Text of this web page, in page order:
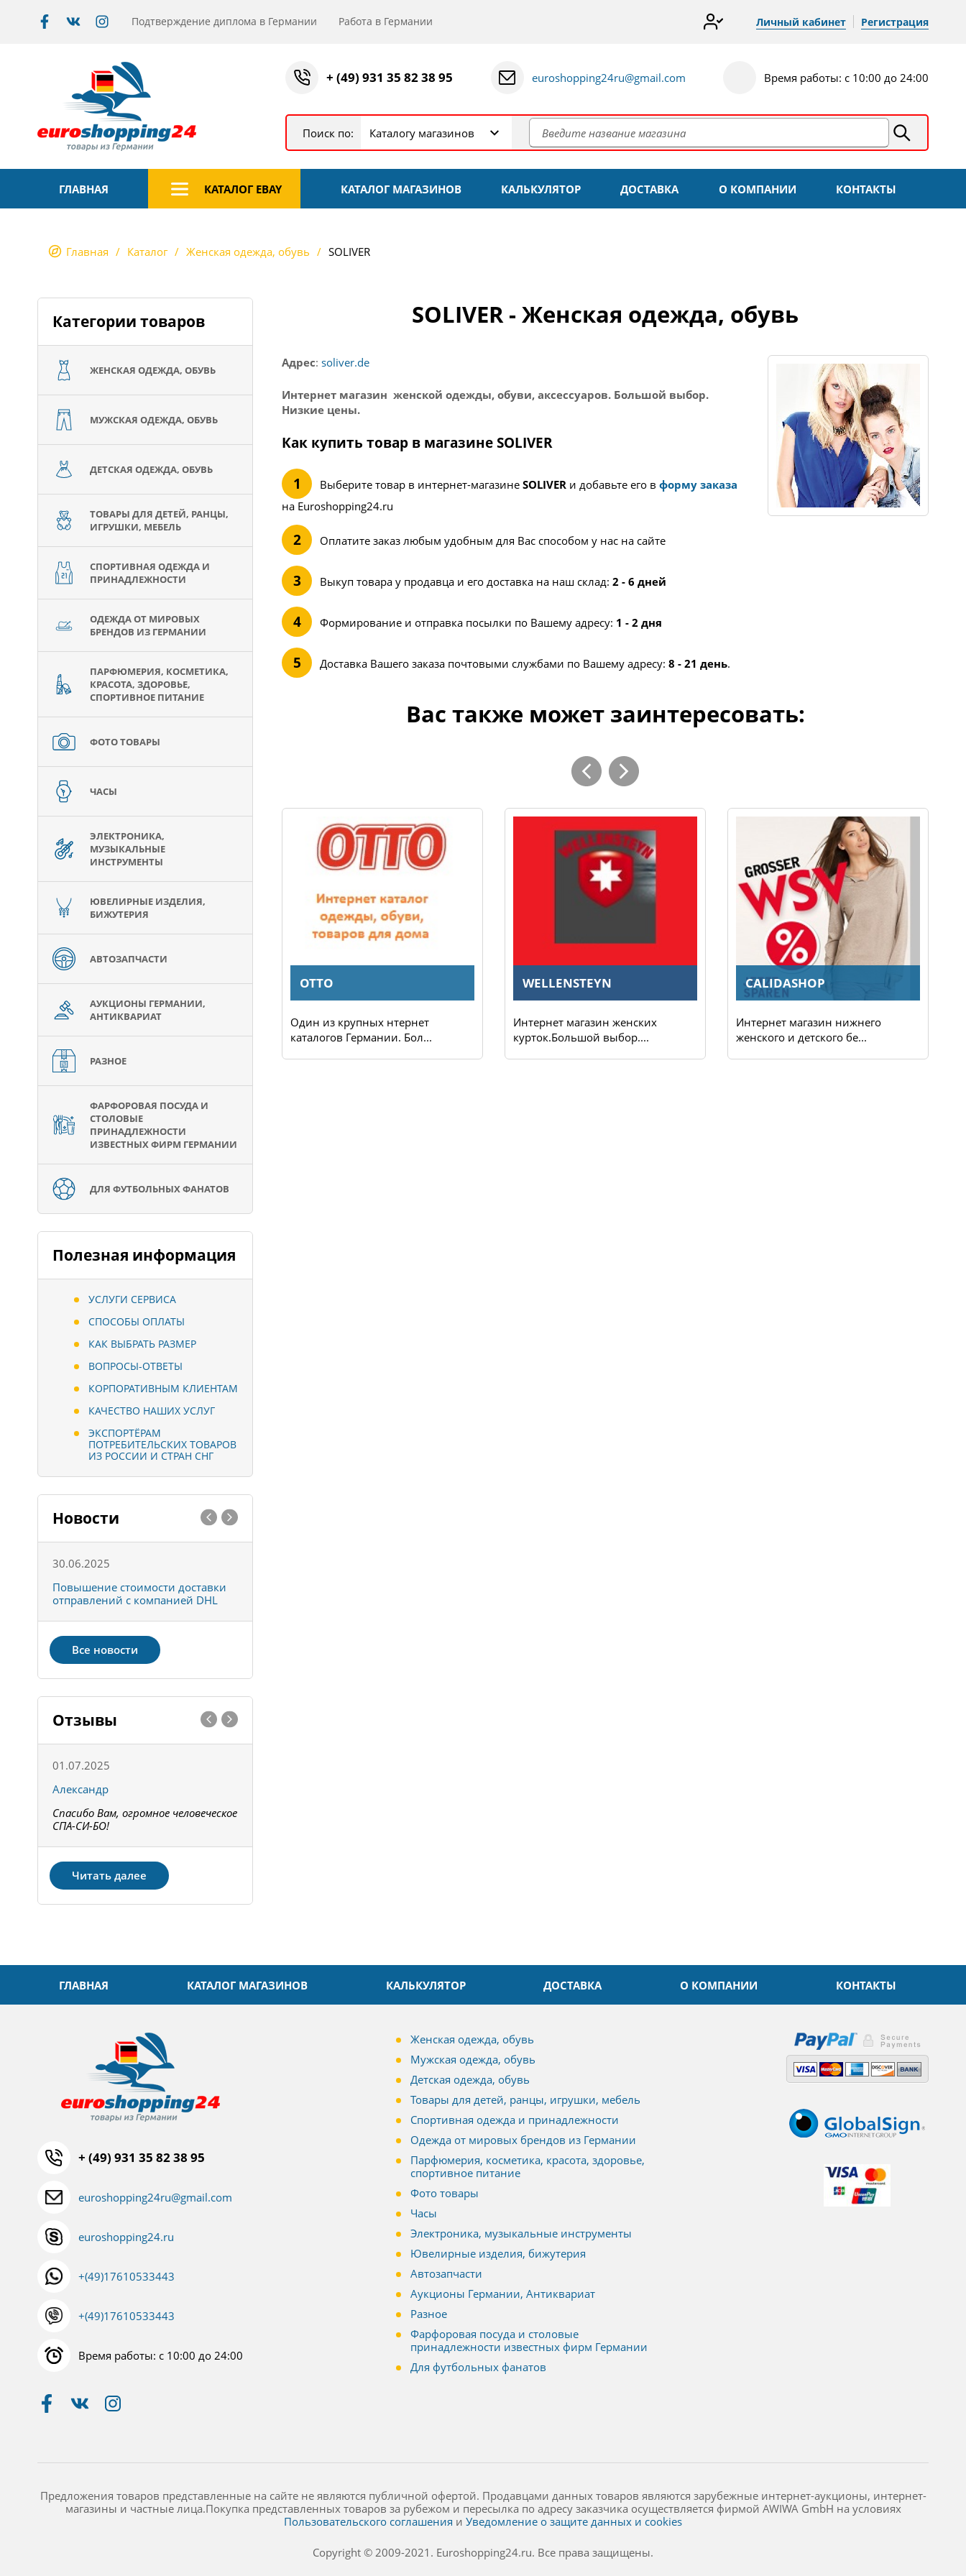
Подтверждение диплома в Германии Работа в Германии Личный кабинет Регистрация
+ (49) 931 35 82 38 95 euroshopping24ru@gmail.com Время работы: с 10:00 до 24:00
Поиск по: Каталогу магазинов
ГЛАВНАЯ КАТАЛОГ EBAY КАТАЛОГ МАГАЗИНОВ КАЛЬКУЛЯТОР ДОСТАВКА О КОМПАНИИ КОНТАКТЫ
Главная Каталог Женская одежда, обувь SOLIVER
Категории товаров
ЖЕНСКАЯ ОДЕЖДА, ОБУВЬ
МУЖСКАЯ ОДЕЖДА, ОБУВЬ
ДЕТСКАЯ ОДЕЖДА, ОБУВЬ
ТОВАРЫ ДЛЯ ДЕТЕЙ, РАНЦЫ,
ИГРУШКИ, МЕБЕЛЬ
СПОРТИВНАЯ ОДЕЖДА И
ПРИНАДЛЕЖНОСТИ
ОДЕЖДА ОТ МИРОВЫХ
БРЕНДОВ ИЗ ГЕРМАНИИ
ПАРФЮМЕРИЯ, КОСМЕТИКА,
КРАСОТА, ЗДОРОВЬЕ,
СПОРТИВНОЕ ПИТАНИЕ
ФОТО ТОВАРЫ
ЧАСЫ
ЭЛЕКТРОНИКА,
МУЗЫКАЛЬНЫЕ
ИНСТРУМЕНТЫ
ЮВЕЛИРНЫЕ ИЗДЕЛИЯ,
БИЖУТЕРИЯ
АВТОЗАПЧАСТИ
АУКЦИОНЫ ГЕРМАНИИ,
АНТИКВАРИАТ
РАЗНОЕ
ФАРФОРОВАЯ ПОСУДА И
СТОЛОВЫЕ
ПРИНАДЛЕЖНОСТИ
ИЗВЕСТНЫХ ФИРМ ГЕРМАНИИ
ДЛЯ ФУТБОЛЬНЫХ ФАНАТОВ
Полезная информация
УСЛУГИ СЕРВИСА
СПОСОБЫ ОПЛАТЫ
КАК ВЫБРАТЬ РАЗМЕР
ВОПРОСЫ-ОТВЕТЫ
КОРПОРАТИВНЫМ КЛИЕНТАМ
КАЧЕСТВО НАШИХ УСЛУГ
ЭКСПОРТЁРАМ
ПОТРЕБИТЕЛЬСКИХ ТОВАРОВ
ИЗ РОССИИ И СТРАН СНГ
Новости
30.06.2025
Повышение стоимости доставки
отправлений с компанией DHL
Все новости
Отзывы
01.07.2025
Александр
Спасибо Вам, огромное человеческое
СПА-СИ-БО!
Читать далее
SOLIVER - Женская одежда, обувь
Адрес: soliver.de
Интернет магазин женской одежды, обуви, аксессуаров. Большой выбор.
Низкие цены.
Как купить товар в магазине SOLIVER
Выберите товар в интернет-магазине SOLIVER и добавьте его в форму заказа
на Euroshopping24.ru
Оплатите заказ любым удобным для Вас способом у нас на сайте
Выкуп товара у продавца и его доставка на наш склад: 2 - 6 дней
Формирование и отправка посылки по Вашему адресу: 1 - 2 дня
Доставка Вашего заказа почтовыми службами по Вашему адресу: 8 - 21 день.
Вас также может заинтересовать:
AMAZON - ЖЕНСКАЯ
ОДЕЖДА
Огромный выбор женской
одежды, женского нижнего...
OTTO
Один из крупных нтернет
каталогов Германии. Бол...
WELLENSTEYN
Интернет магазин женских
курток.Большой выбор....
CALIDASHOP
Интернет магазин нижнего
женского и детского бе...
ГЛАВНАЯ КАТАЛОГ МАГАЗИНОВ КАЛЬКУЛЯТОР ДОСТАВКА О КОМПАНИИ КОНТАКТЫ
+ (49) 931 35 82 38 95
euroshopping24ru@gmail.com
euroshopping24.ru
+(49)17610533443
+(49)17610533443
Время работы: с 10:00 до 24:00
Женская одежда, обувь
Мужская одежда, обувь
Детская одежда, обувь
Товары для детей, ранцы, игрушки, мебель
Спортивная одежда и принадлежности
Одежда от мировых брендов из Германии
Парфюмерия, косметика, красота, здоровье,
спортивное питание
Фото товары
Часы
Электроника, музыкальные инструменты
Ювелирные изделия, бижутерия
Автозапчасти
Аукционы Германии, Антиквариат
Разное
Фарфоровая посуда и столовые
принадлежности известных фирм Германии
Для футбольных фанатов
Предложения товаров представленные на сайте не являются публичной офертой. Продавцами данных товаров являются зарубежные интернет-аукционы, интернет-
магазины и частные лица.Покупка представленных товаров за рубежом и пересылка по адресу заказчика осуществляется фирмой AWIWA GmbH на условиях
Пользовательского соглашения и Уведомление о защите данных и cookies
Copyright © 2009-2021. Euroshopping24.ru. Все права защищены.